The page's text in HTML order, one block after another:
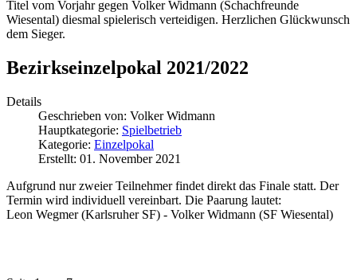
Titel vom Vorjahr gegen Volker Widmann (Schachfreunde
Wiesental) diesmal spielerisch verteidigen. Herzlichen Glückwunsch
dem Sieger.
Bezirkseinzelpokal 2021/2022
Details
Geschrieben von: Volker Widmann
Hauptkategorie: Spielbetrieb
Kategorie: Einzelpokal
Erstellt: 01. November 2021
Aufgrund nur zweier Teilnehmer findet direkt das Finale statt. Der
Termin wird individuell vereinbart. Die Paarung lautet:
Leon Wegmer (Karlsruher SF) - Volker Widmann (SF Wiesental)